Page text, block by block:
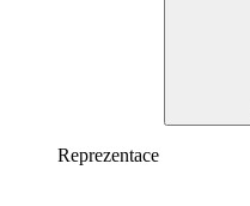
Reprezentace